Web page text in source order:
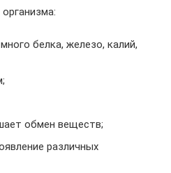
белка, железо, калий,
обмен веществ;
различных